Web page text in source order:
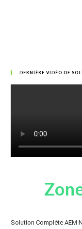
DERNIÈRE VIDÉO DE
Solution Complète AEM